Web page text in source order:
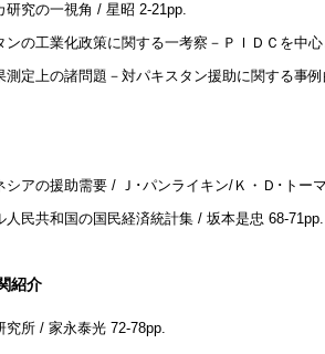
研究の一視角 / 星昭 2-21pp.
ンの工業化政策に関する一考察－ ＰＩＤＣ を中
測定上の諸問題－対パキスタン援助に関する事
シアの援助需要 / Ｊ･パンライキン/Ｋ・Ｄ･トー
人民共和国の国民経済統計集 / 坂本是忠 68-71pp.
紹介
究所 / 家永泰光 72-78pp.